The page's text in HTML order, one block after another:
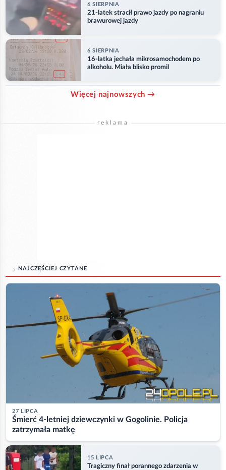
6 SIERPNIA
21-latek stracił prawo jazdy po nagraniu
brawurowej jazdy
6 SIERPNIA
16-latka jechała mikrosamochodem po
alkoholu. Miała blisko promil
Więcej najnowszych →
reklama
NAJCZĘŚCIEJ CZYTANE
27 LIPCA
Śmierć 4-letniej dziewczynki w Gogolinie. Policja
zatrzymała matkę
15 LIPCA
Tragiczny finał porannego zdarzenia w